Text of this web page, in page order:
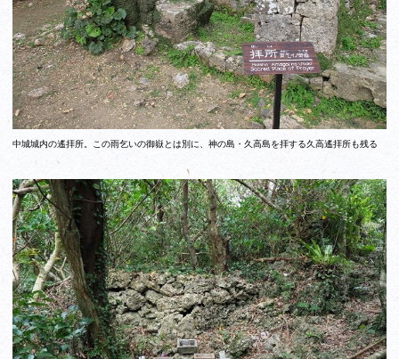
中城城内の遙拝所。この雨乞いの御嶽とは別に、神の島・久高島を拝する久高遙拝所も残る